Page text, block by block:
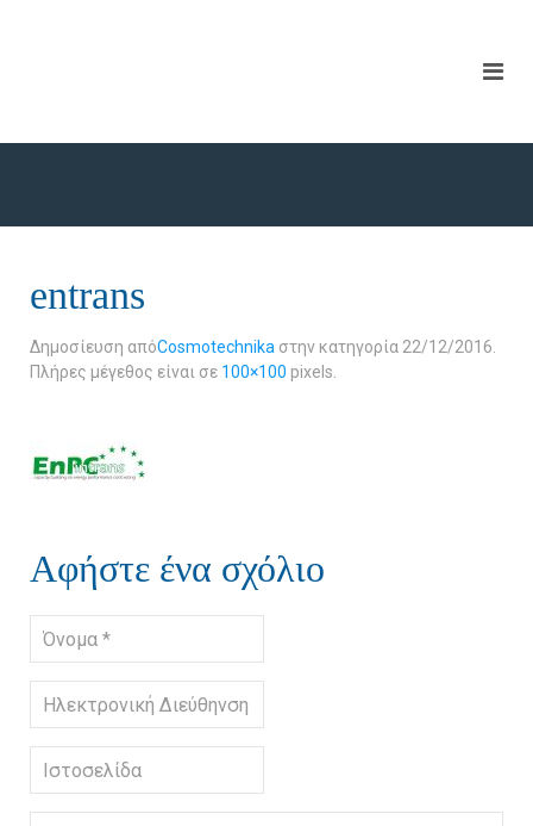
entrans
Δημοσίευση απόCosmotechnika στην κατηγορία 22/12/2016
Πλήρες μέγεθος είναι σε 100×100 pixels.
Αφήστε ένα σχόλιο